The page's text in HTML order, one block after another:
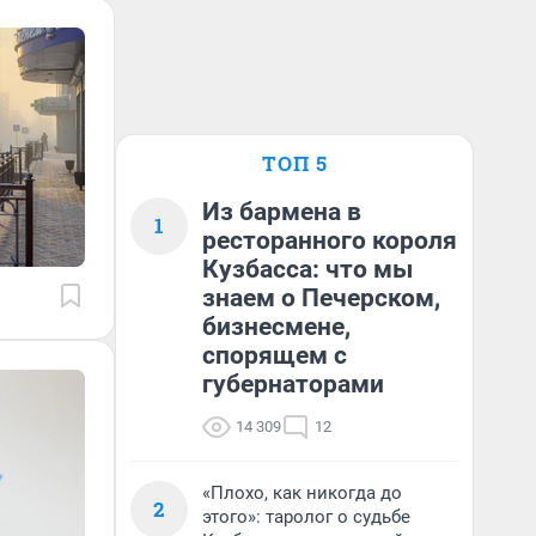
ТОП 5
1
Из бармена в
ресторанного короля
Кузбасса: что мы
знаем о Печерском,
бизнесмене,
спорящем с
губернаторами
14 309 12
2
«Плохо, как никогда до
этого»: таролог о судьбе